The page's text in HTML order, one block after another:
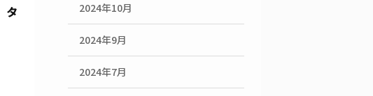
タ
2024年10月
2024年9月
2024年7月